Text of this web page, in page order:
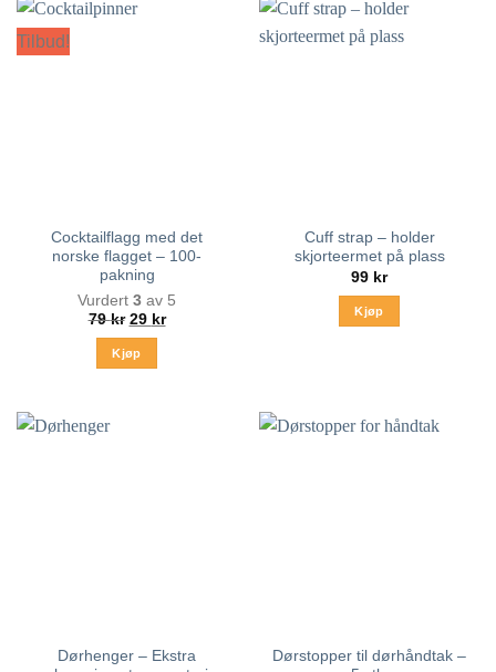
Tilbud!
Cocktailflagg med det
norske flagget – 100-
pakning
Vurdert 3 av 5
79kr Opprinnelig
pris
79 kr.
29 krNåværende
pris
Kjøp
Cuff strap – holder
skjorteermet på plass
99 kr
Kjøp
varianter.
Dørhenger – Ekstra
Dørstopper til dørhåndtak –